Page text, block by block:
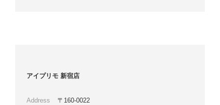
アイプリモ 新宿店
Address
〒160-0022